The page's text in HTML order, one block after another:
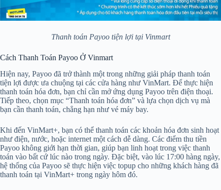
Thanh toán Payoo tiện lợi tại Vinmart
Cách Thanh Toán Payoo Ở Vinmart
Hiện nay, Payoo đã trở thành một trong những giải pháp thanh toán
tiện lợi được ưa chuộng tại các cửa hàng như VinMart. Để thực hiện
thanh toán hóa đơn, bạn chỉ cần mở ứng dụng Payoo trên điện thoại.
Tiếp theo, chọn mục “Thanh toán hóa đơn” và lựa chọn dịch vụ mà
bạn cần thanh toán, chẳng hạn như vé máy bay.
Khi đến VinMart+, bạn có thể thanh toán các khoản hóa đơn sinh hoạt
như điện, nước, hoặc internet một cách dễ dàng. Các điểm thu tiền
Payoo không giới hạn thời gian, giúp bạn linh hoạt trong việc thanh
toán vào bất cứ lúc nào trong ngày. Đặc biệt, vào lúc 17:00 hàng ngày,
hệ thống của Payoo sẽ thực hiện việc topup cho những khách hàng đã
thanh toán tại VinMart+ trong ngày hôm đó.